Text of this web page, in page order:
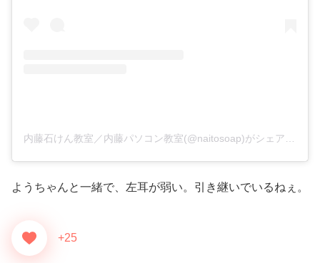
内藤石けん教室／内藤パソコン教室(@naitosoap)がシェアした投稿
ようちゃんと一緒で、左耳が弱い。引き継いでいるねぇ。
+25